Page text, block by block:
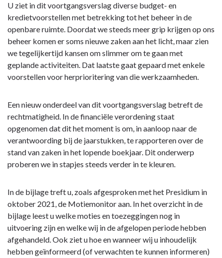
U ziet in dit voortgangsverslag diverse budget- en
kredietvoorstellen met betrekking tot het beheer in de
openbare ruimte. Doordat we steeds meer grip krijgen op ons
beheer komen er soms nieuwe zaken aan het licht, maar zien
we tegelijkertijd kansen om slimmer om te gaan met
geplande activiteiten. Dat laatste gaat gepaard met enkele
voorstellen voor herprioritering van die werkzaamheden.
Een nieuw onderdeel van dit voortgangsverslag betreft de
rechtmatigheid. In de financiële verordening staat
opgenomen dat dit het moment is om, in aanloop naar de
verantwoording bij de jaarstukken, te rapporteren over de
stand van zaken in het lopende boekjaar. Dit onderwerp
proberen we in stapjes steeds verder in te kleuren.
In de bijlage treft u, zoals afgesproken met het Presidium in
oktober 2021, de Motiemonitor aan. In het overzicht in de
bijlage leest u welke moties en toezeggingen nog in
uitvoering zijn en welke wij in de afgelopen periode hebben
afgehandeld. Ook ziet u hoe en wanneer wij u inhoudelijk
hebben geïnformeerd (of verwachten te kunnen informeren)